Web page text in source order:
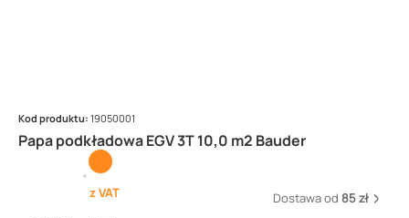
Papa podkładowa EGV 3T 10,0 m2 Bauder
Kod produktu: 19050001
z VAT Dostawa od 85 zł